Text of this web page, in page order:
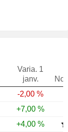
Varia. 1
janv.
-2,00 %
+7,00 %
+4,00 %